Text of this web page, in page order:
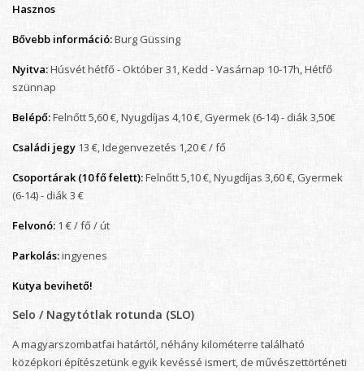
Hasznos
Bővebb információ:Burg Güssing
Nyitva:Húsvét hétfő - Október 31, Kedd - Vasárnap 10-17h, Hétfő
szünnap
Belépő:Felnőtt 5,60 €, Nyugdíjas 4,10 €, Gyermek (6-14) - diák 3,50€
Családi jegy 13 €, Idegenvezetés 1,20 € / fő
Csoportárak (10 fő felett):Felnőtt 5,10 €, Nyugdíjas 3,60 €, Gyermek
(6-14) - diák 3 €
Felvonó: 1 € / fő / út
Parkolás:ingyenes
Kutya bevihető!
Selo / Nagytótlak rotunda (SLO)
A magyarszombatfai határtól, néhány kilométerre található
középkori építészetünk egyik kevéssé ismert, de művészettörténeti